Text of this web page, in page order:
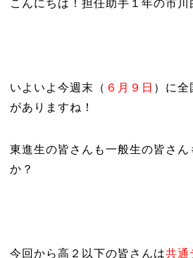
こんにちは！担任助手１年の市川
いよいよ今週末（ ６月９日 ）に全
がありますね！
東進生の皆さんも一般生の皆さん
か？
今回から高２以下の皆さんは共通